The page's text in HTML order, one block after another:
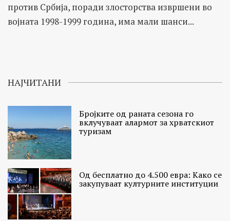
против Србија, поради злосторства извршени во
војната 1998-1999 година, има мали шанси...
НАЈЧИТАНИ
Бројките од раната сезона го
вклучуваат алармот за хрватскиот
туризам
Од бесплатно до 4.500 евра: Како се
закупуваат културните институции